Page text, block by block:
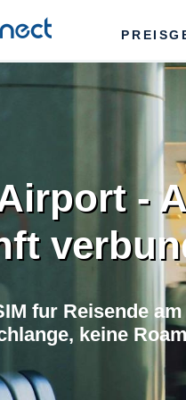
-
fur Reisende
keine